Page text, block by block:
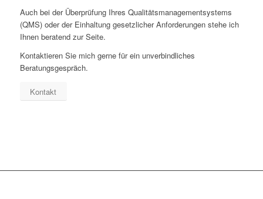
Auch bei der Überprüfung Ihres Qualitätsmanagementsystems
(QMS) oder der Einhaltung gesetzlicher Anforderungen stehe ich
Ihnen beratend zur Seite.
Kontaktieren Sie mich gerne für ein unverbindliches
Beratungsgespräch.
Kontakt